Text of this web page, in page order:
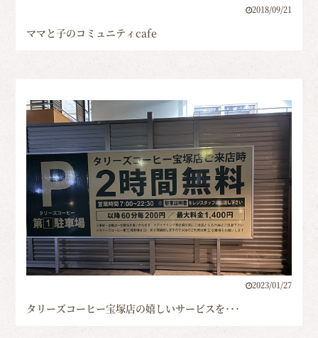
2018/09/21
ママと子のコミュニティcafe
2023/01/27
タリーズコーヒー宝塚店の嬉しいサービスを･･･